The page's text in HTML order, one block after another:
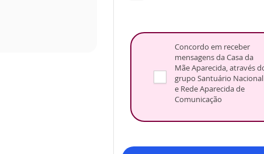
Concordo em receber
mensagens da Casa da
Mãe Aparecida, através
grupo Santuário Nacional
e Rede Aparecida de
Comunicação